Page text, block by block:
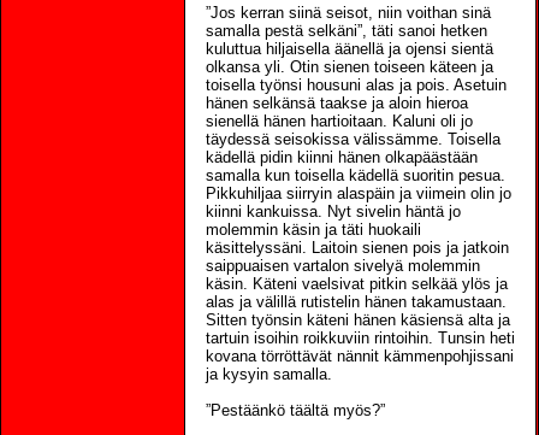
”Jos kerran siinä seisot, niin voithan sinä
samalla pestä selkäni”, täti sanoi hetken
kuluttua hiljaisella äänellä ja ojensi sientä
olkansa yli. Otin sienen toiseen käteen ja
toisella työnsi housuni alas ja pois. Asetuin
hänen selkänsä taakse ja aloin hieroa
sienellä hänen hartioitaan. Kaluni oli jo
täydessä seisokissa välissämme. Toisella
kädellä pidin kiinni hänen olkapäästään
samalla kun toisella kädellä suoritin pesua.
Pikkuhiljaa siirryin alaspäin ja viimein olin jo
kiinni kankuissa. Nyt sivelin häntä jo
molemmin käsin ja täti huokaili
käsittelyssäni. Laitoin sienen pois ja jatkoin
saippuaisen vartalon sivelyä molemmin
käsin. Käteni vaelsivat pitkin selkää ylös ja
alas ja välillä rutistelin hänen takamustaan.
Sitten työnsin käteni hänen käsiensä alta ja
tartuin isoihin roikkuviin rintoihin. Tunsin heti
kovana törröttävät nännit kämmenpohjissani
ja kysyin samalla.
”Pestäänkö täältä myös?”